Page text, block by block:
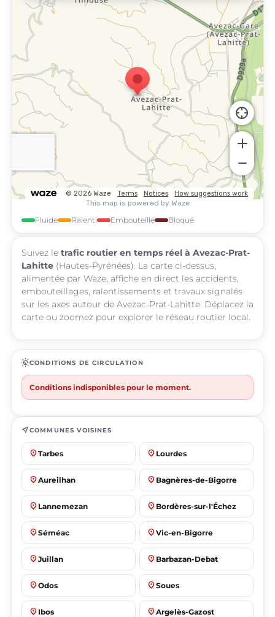
Fluide Ralenti Embouteillé Bloqué
Suivez le trafic routier en temps réel à Avezac-Prat-
Lahitte (Hautes-Pyrénées). La carte ci-dessus,
alimentée par Waze, affiche en direct les accidents,
embouteillages, ralentissements et travaux signalés
sur les axes autour de Avezac-Prat-Lahitte. Déplacez la
carte ou zoomez pour explorer le réseau routier local.
routineCONDITIONS DE CIRCULATION
Conditions indisponibles pour le moment.
near_meCOMMUNES VOISINES
place Tarbes place Lourdes
place Aureilhan place Bagnères-de-Bigorre
place Lannemezan place Bordères-sur-l'Échez
place Séméac place Vic-en-Bigorre
place Juillan place Barbazan-Debat
place Odos place Soues
place Ibos place Argelès-Gazost